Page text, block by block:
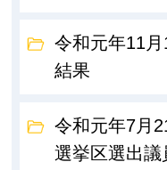
令和元年11
結果
令和元年7月
選挙区選出